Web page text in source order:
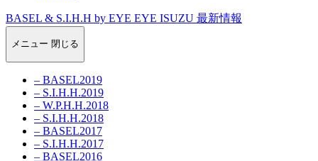
BASEL & S.I.H.H by EYE EYE ISUZU 最新情報
メニュー 閉じる
– BASEL2019
– S.I.H.H.2019
– W.P.H.H.2018
– S.I.H.H.2018
– BASEL2017
– S.I.H.H.2017
– BASEL2016